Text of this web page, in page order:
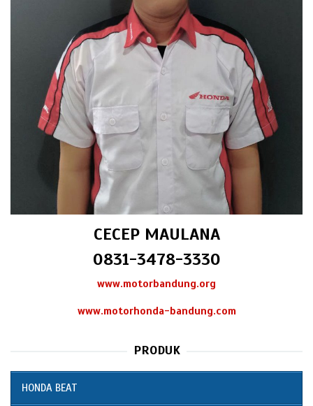
CECEP MAULANA
0831-3478-3330
www.motorbandung.org
www.motorhonda-bandung.com
PRODUK
HONDA BEAT